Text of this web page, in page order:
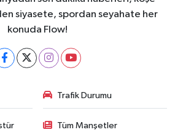
siyasete, spordan seyahate her
konuda Flow!
Trafik Durumu
Tüm Manşetler